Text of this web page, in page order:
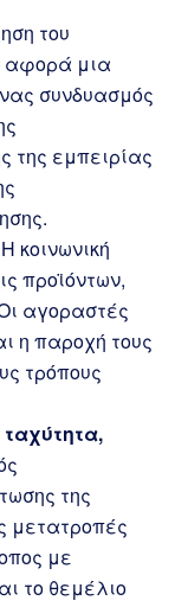
του
αφορά μια
συνδυασμός
της εμπειρίας
Η κοινωνική
προϊόντων,
αγοραστές
η παροχή τους
τρόπους
της
μετατροπές
με
το θεμέλιο